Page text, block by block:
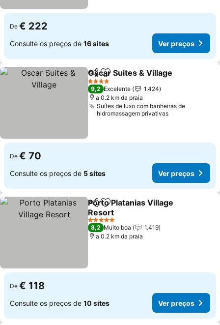
De € 222
Consulte os preços de 16 sites Ver preços
PartilharAdicionar aos favoritos
Oscar Suites & Village
4 Estrelas
9,2 Excelente
1.424
a 0.2 km da praia
Suítes de luxo com banheiras de
hidromassagem privativas
De € 70
Consulte os preços de 5 sites Ver preços
PartilharAdicionar aos favoritos
Porto Platanias Village
Resort
5 Estrelas
8,2 Muito boa
1.419
a 0.2 km da praia
De € 118
Consulte os preços de 10 sites Ver preços